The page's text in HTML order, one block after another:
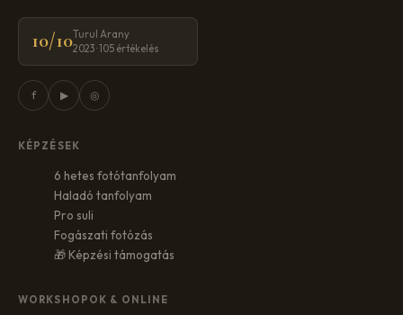
10/10Turul Arany
2023 · 105 értékelés
f ▶ ◎
KÉPZÉSEK
6 hetes fotótanfolyam
Haladó tanfolyam
Pro suli
Fogászati fotózás
🎁 Képzési támogatás
WORKSHOPOK & ONLINE